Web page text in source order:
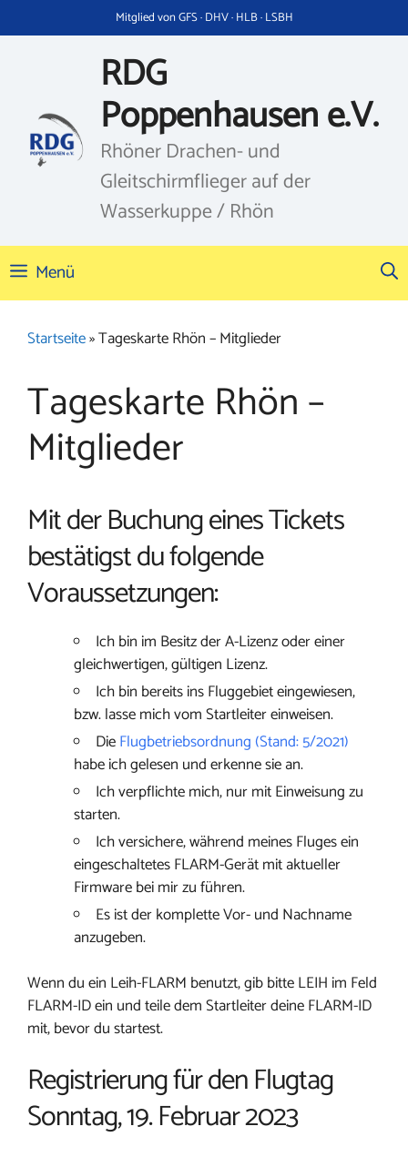
Inhalt
Mitglied von GFS · DHV · HLB · LSBH
RDG
Poppenhausen e.V.
Rhöner Drachen- und
Gleitschirmflieger auf der
Wasserkuppe / Rhön
Menü
Startseite»Tageskarte Rhön – Mitglieder
Tageskarte Rhön –
Mitglieder
Mit der Buchung eines Tickets
bestätigst du folgende
Voraussetzungen:
Ich bin im Besitz der A-Lizenz oder einer
gleichwertigen, gültigen Lizenz.
Ich bin bereits ins Fluggebiet eingewiesen,
bzw. lasse mich vom Startleiter einweisen.
DieFlugbetriebsordnung (Stand: 5/2021)
habe ich gelesen und erkenne sie an.
Ich verpflichte mich, nur mit Einweisung zu
starten.
Ich versichere, während meines Fluges ein
eingeschaltetes FLARM-Gerät mit aktueller
Firmware bei mir zu führen.
Es ist der komplette Vor- und Nachname
anzugeben.
Wenn du ein Leih-FLARM benutzt, gib bitte LEIH im Feld
FLARM-ID ein und teile dem Startleiter deine FLARM-ID
mit, bevor du startest.
Registrierung für den Flugtag
Sonntag, 19. Februar 2023